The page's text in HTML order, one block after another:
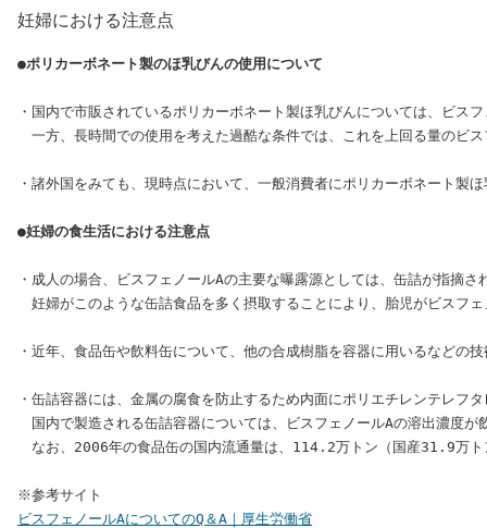
妊婦における注意点
●ポリカーボネート製のほ乳びんの使用について
・国内で市販されているポリカーボネート製ほ乳びんについては、ビ
一方、長時間での使用を考えた過酷な条件では、これを上回る量のビ
・諸外国をみても、現時点において、一般消費者にポリカーボネート製
●妊婦の食生活における注意点
・成人の場合、ビスフェノールAの主要な曝露源としては、缶詰が指摘さ
妊婦がこのような缶詰食品を多く摂取することにより、胎児がビスフ
・近年、食品缶や飲料缶について、他の合成樹脂を容器に用いるなどの
・缶詰容器には、金属の腐食を防止するため内面にポリエチレンテレフ
国内で製造される缶詰容器については、ビスフェノールAの溶出濃度
なお、2006年の食品缶の国内流通量は、114.2万トン（国産31.9万
ビスフェノールAについてのQ＆A｜厚生労働省